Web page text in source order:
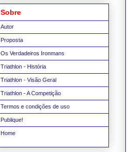
Sobre
Autor
Proposta
Os Verdadeiros Ironmans
Triathlon - História
Triathlon - Visão Geral
Triathlon - A Competição
Termos e condições de uso
Publique!
Home